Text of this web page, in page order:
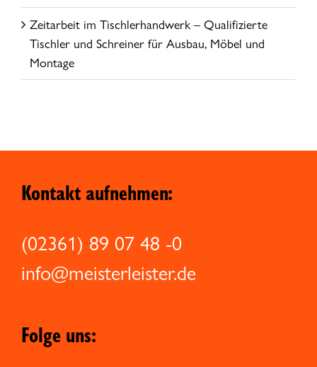
Zeitarbeit im Tischlerhandwerk – Qualifizierte
Tischler und Schreiner für Ausbau, Möbel und
Montage
Kontakt aufnehmen:
(02361) 89 07 48 -0
info@meisterleister.de
Folge uns: